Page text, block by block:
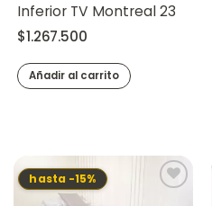
Inferior TV Montreal 23
$1.267.500
Añadir al carrito
hasta -15%